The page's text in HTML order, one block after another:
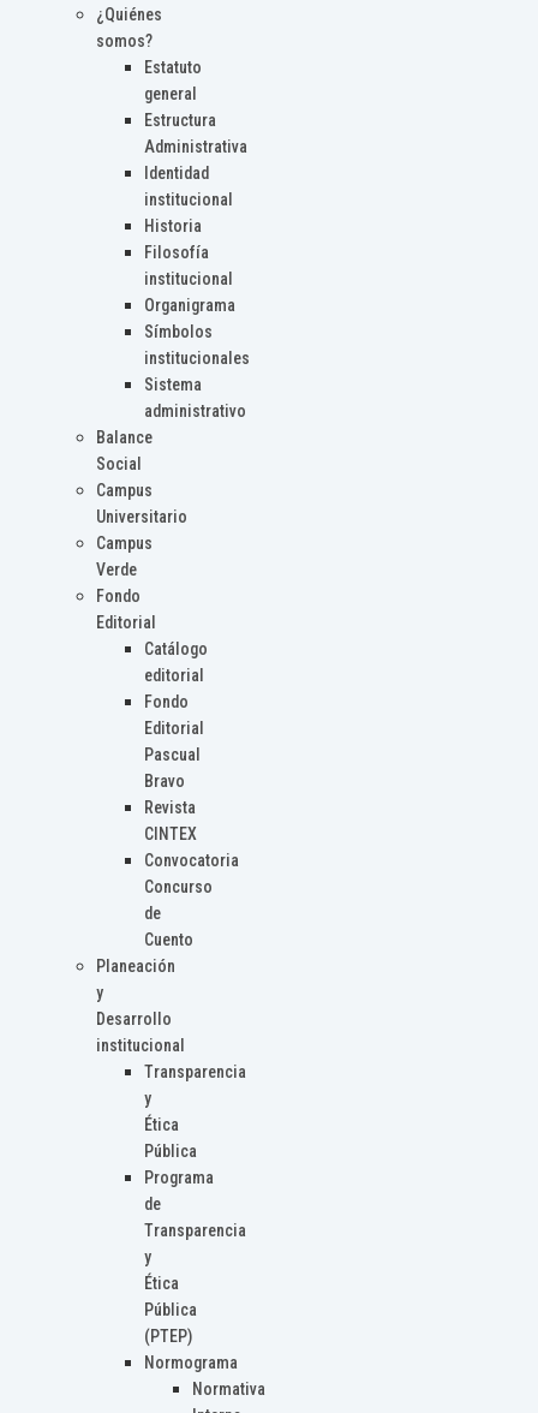
¿Quiénes
somos?
Estatuto
general
Estructura
Administrativa
Identidad
institucional
Historia
Filosofía
institucional
Organigrama
Símbolos
institucionales
Sistema
administrativo
Balance
Social
Campus
Universitario
Campus
Verde
Fondo
Editorial
Catálogo
editorial
Fondo
Editorial
Pascual
Bravo
Revista
CINTEX
Convocatoria
Concurso
de
Cuento
Planeación
y
Desarrollo
institucional
Transparencia
y
Ética
Pública
Programa
de
Transparencia
y
Ética
Pública
(PTEP)
Normograma
Normativa